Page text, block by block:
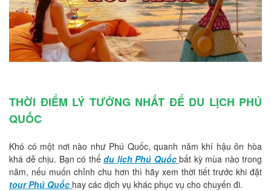
THỜI ĐIỂM LÝ TƯỞNG NHẤT ĐỂ DU LỊCH PHÚ
QUỐC
Khó có một nơi nào như Phú Quốc, quanh năm khí hậu ôn hòa
khá dễ chịu. Bạn có thể du lịch Phú Quốc bất kỳ mùa nào trong
năm, nếu muốn chỉnh chu hơn thì hãy xem thời tiết trước khi đặt
tour Phú Quốc hay các dịch vụ khác phục vụ cho chuyến đi.